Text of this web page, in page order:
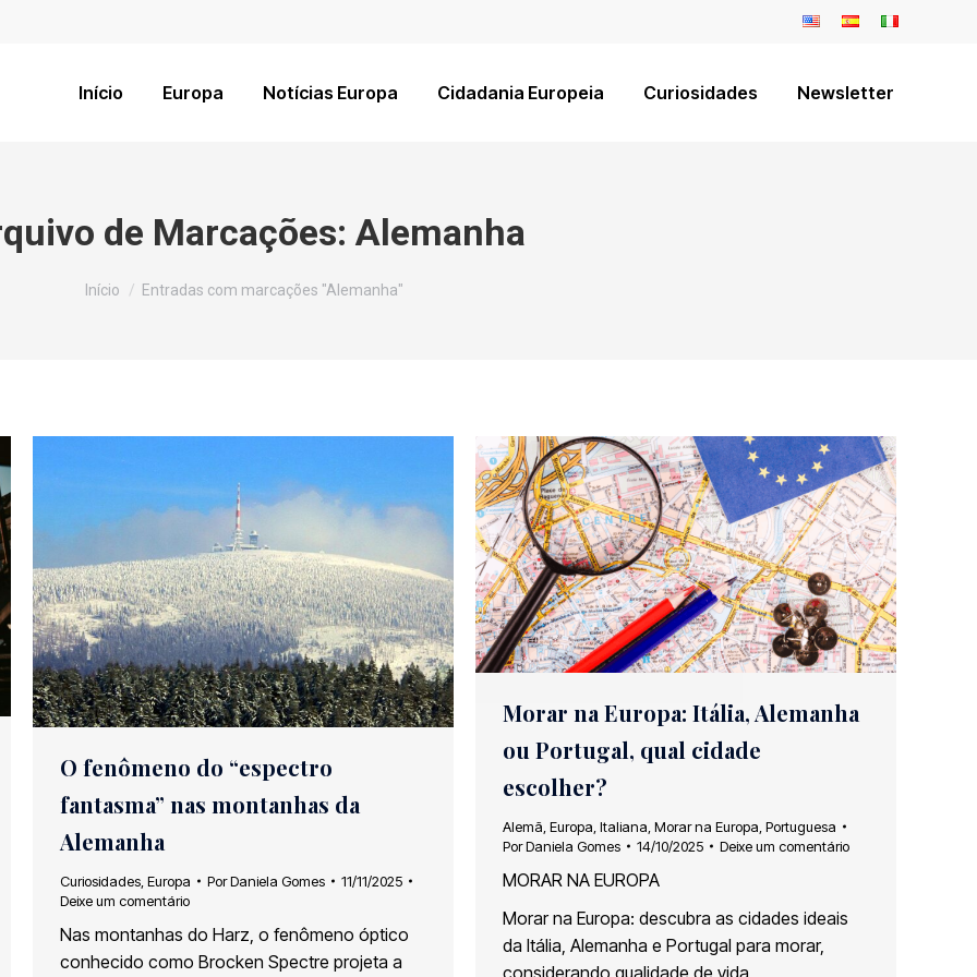
Início Europa Notícias Europa Cidadania Europeia Curiosidades Newsletter
de Marcações: Alemanha
Você está aqui:
Início Entradas com marcações "Alemanha"
O fenômeno do “espectro
fantasma” nas montanhas da
Alemanha
Curiosidades,Europa PorDaniela Gomes
11/11/2025
Deixe um comentário
Nas montanhas do Harz, o fenômeno óptico
conhecido como Brocken Spectre projeta a
Morar na Europa: Itália, Alemanha
ou Portugal, qual cidade
escolher?
Alemã,Europa,Italiana,Morar na Europa,Portuguesa
PorDaniela Gomes 14/10/2025 Deixe um comentário
MORAR NA EUROPA
Morar na Europa: descubra as cidades ideais
da Itália, Alemanha e Portugal para morar,